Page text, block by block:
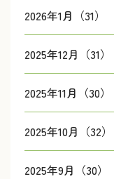
2026年1月（31）
2025年12月（31）
2025年11月（30）
2025年10月（32）
2025年9月（30）